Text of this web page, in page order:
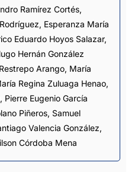
Ramírez Cortés,
, Esperanza María
Eduardo Hoyos Salazar,
Hernán González
Arango, María
Regina Zuluaga Henao,
, Pierre Eugenio García
Piñeros, Samuel
Valencia González,
Córdoba Mena